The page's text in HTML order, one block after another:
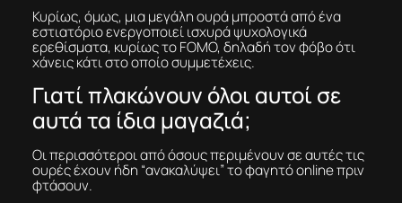
Κυρίως, όμως, μια μεγάλη ουρά μπροστά από ένα
εστιατόριο ενεργοποιεί ισχυρά ψυχολογικά
ερεθίσματα, κυρίως το FOMO, δηλαδή τον φόβο ότι
χάνεις κάτι στο οποίο συμμετέχεις.
Γιατί πλακώνουν όλοι αυτοί σε
αυτά τα ίδια μαγαζιά;
Οι περισσότεροι από όσους περιμένουν σε αυτές τις
ουρές έχουν ήδη “ανακαλύψει” το φαγητό online πριν
φτάσουν.